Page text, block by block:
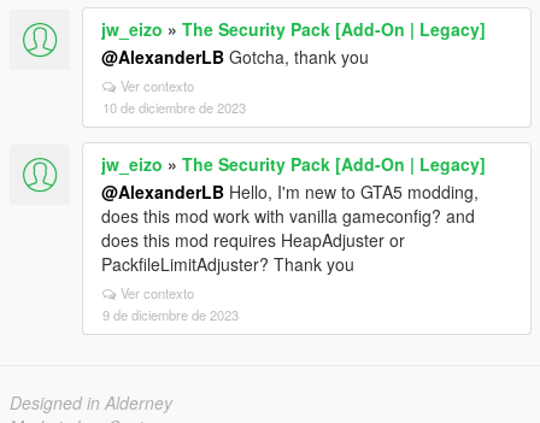
jw_eizo » The Security Pack [Add-On | Legacy]
@AlexanderLB Gotcha, thank you
Ver contexto
10 de diciembre de 2023
jw_eizo » The Security Pack [Add-On | Legacy]
@AlexanderLB Hello, I'm new to GTA5 modding,
does this mod work with vanilla gameconfig? and
does this mod requires HeapAdjuster or
PackfileLimitAdjuster? Thank you
Ver contexto
9 de diciembre de 2023
Designed in Alderney